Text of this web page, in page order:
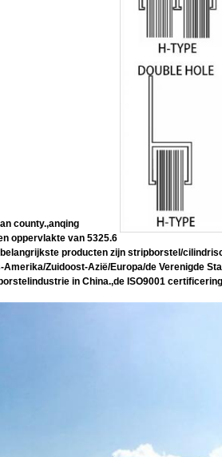
county.,anqing
oppervlakte van 5325.6
producten zijn stripborstel/
Zuidoost-Azië/Europa/de Verenigde
in China.,de ISO9001